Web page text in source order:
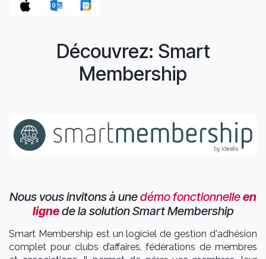
Découvrez: Smart
Membership
Nous vous invitons à unedémo fonctionnelleen
lignede la solution Smart Membership
​Smart Membership est un logiciel de gestion d'adhésion
complet pour clubs d’affaires, fédérations de membres